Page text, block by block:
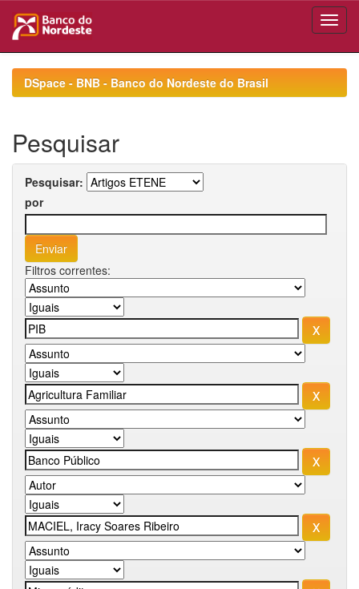
navigationDSpace - BNB - Banco do Nordeste do Brasil
Pesquisar
Pesquisar:
por
Filtros correntes: